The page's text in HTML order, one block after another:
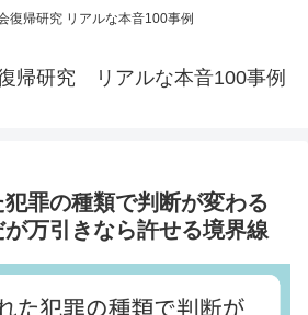
復帰研究 リアルな本音100事例
帰研究 リアルな本音100事例
罪の種類で判断が変わる
万引きなら許せる境界線